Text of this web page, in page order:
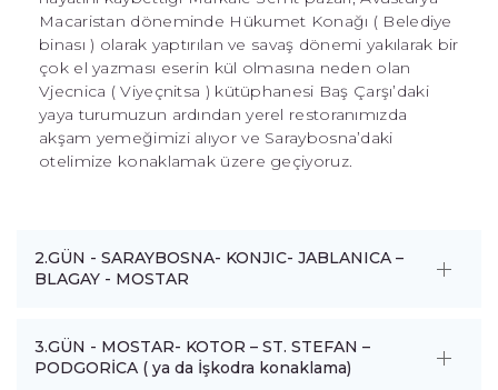
Macaristan döneminde Hükumet Konağı ( Belediye
binası ) olarak yaptırılan ve savaş dönemi yakılarak bir
çok el yazması eserin kül olmasına neden olan
Vjecnica ( Viyeçnitsa ) kütüphanesi Baş Çarşı’daki
yaya turumuzun ardından yerel restoranımızda
akşam yemeğimizi alıyor ve Saraybosna’daki
otelimize konaklamak üzere geçiyoruz.
2.GÜN - SARAYBOSNA- KONJIC- JABLANICA –
BLAGAY - MOSTAR
3.GÜN - MOSTAR- KOTOR – ST. STEFAN –
PODGORİCA ( ya da İşkodra konaklama)